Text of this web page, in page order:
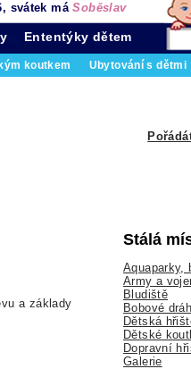
svátek máSoběslav
koutkem Ubytování s dětmi
Ententýky dětem
a základy
Stálá
Aquaparky,
Army a
Bludiště
Bobové
Dětská
Dětské
Dopravní
Galerie